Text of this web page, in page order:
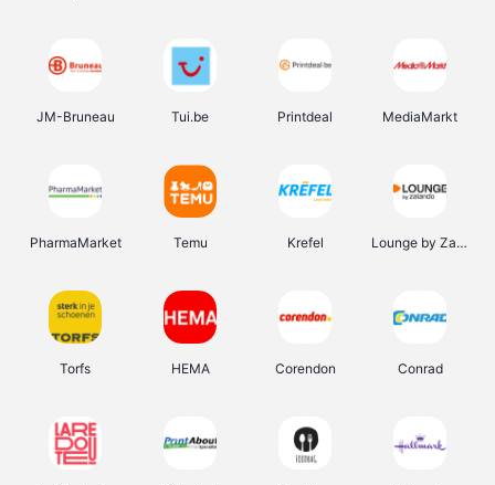
JM-Bruneau Tui.be Printdeal MediaMarkt
PharmaMarket Temu Krefel Lounge by Zalando
Torfs HEMA Corendon Conrad